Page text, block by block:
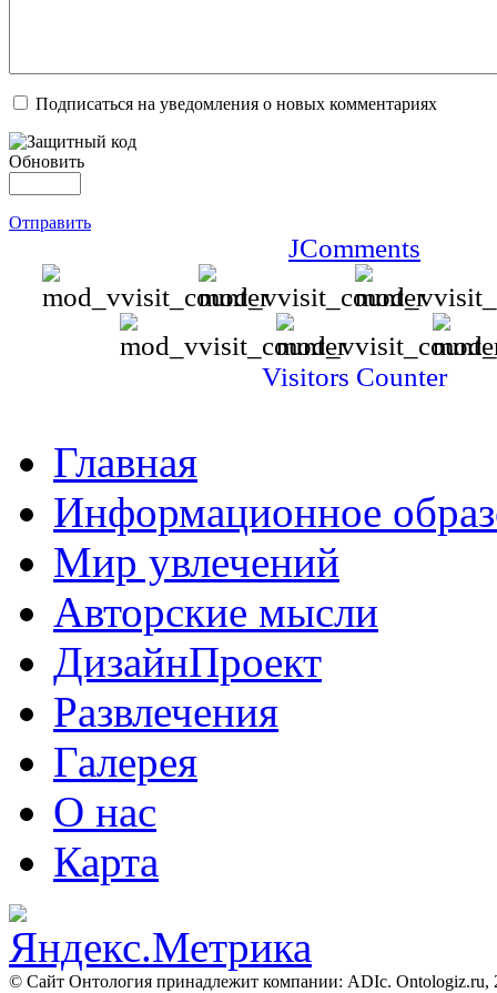
Подписаться на уведомления о новых комментариях
Обновить
Отправить
JComments
Visitors Counter
Главная
Информационное
Мир увлечений
Авторские мысли
ДизайнПроект
Развлечения
Галерея
О нас
Карта
© Сайт Онтология принадлежит компании: ADIc. Ontologiz.ru,